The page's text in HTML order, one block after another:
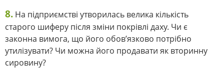
8. На підприємстві утворилась велика кількість
старого шиферу після зміни покрівлі даху. Чи є
законна вимога, що його обов’язково потрібно
утилізувати? Чи можна його продавати як вторинну
сировину?